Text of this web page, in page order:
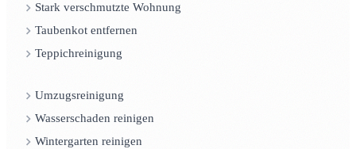
Stark verschmutzte Wohnung
Taubenkot entfernen
Teppichreinigung
Umzugsreinigung
Wasserschaden reinigen
Wintergarten reinigen